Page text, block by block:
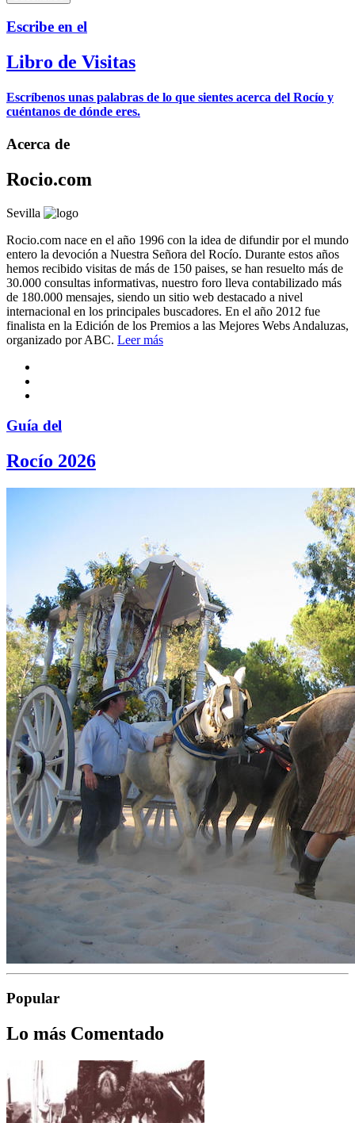
Escribe en el
Libro de Visitas
Escríbenos unas palabras de lo que sientes acerca del Rocío y
cuéntanos de dónde eres.
Acerca de
Rocio.com
Sevilla
Rocio.com nace en el año 1996 con la idea de difundir por el mundo
entero la devoción a Nuestra Señora del Rocío. Durante estos años
hemos recibido visitas de más de 150 paises, se han resuelto más de
30.000 consultas informativas, nuestro foro lleva contabilizado más
de 180.000 mensajes, siendo un sitio web destacado a nivel
internacional en los principales buscadores. En el año 2012 fue
finalista en la Edición de los Premios a las Mejores Webs Andaluzas,
organizado por ABC. Leer más
Guía del
Rocío 2026
Popular
Lo más Comentado